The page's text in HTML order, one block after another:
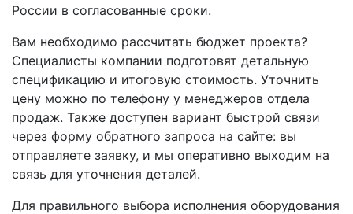
России в согласованные сроки.
Вам необходимо рассчитать бюджет проекта?
Специалисты компании подготовят детальную
спецификацию и итоговую стоимость. Уточнить
цену можно по телефону у менеджеров отдела
продаж. Также доступен вариант быстрой связи
через форму обратного запроса на сайте: вы
отправляете заявку, и мы оперативно выходим на
связь для уточнения деталей.
Для правильного выбора исполнения оборудования